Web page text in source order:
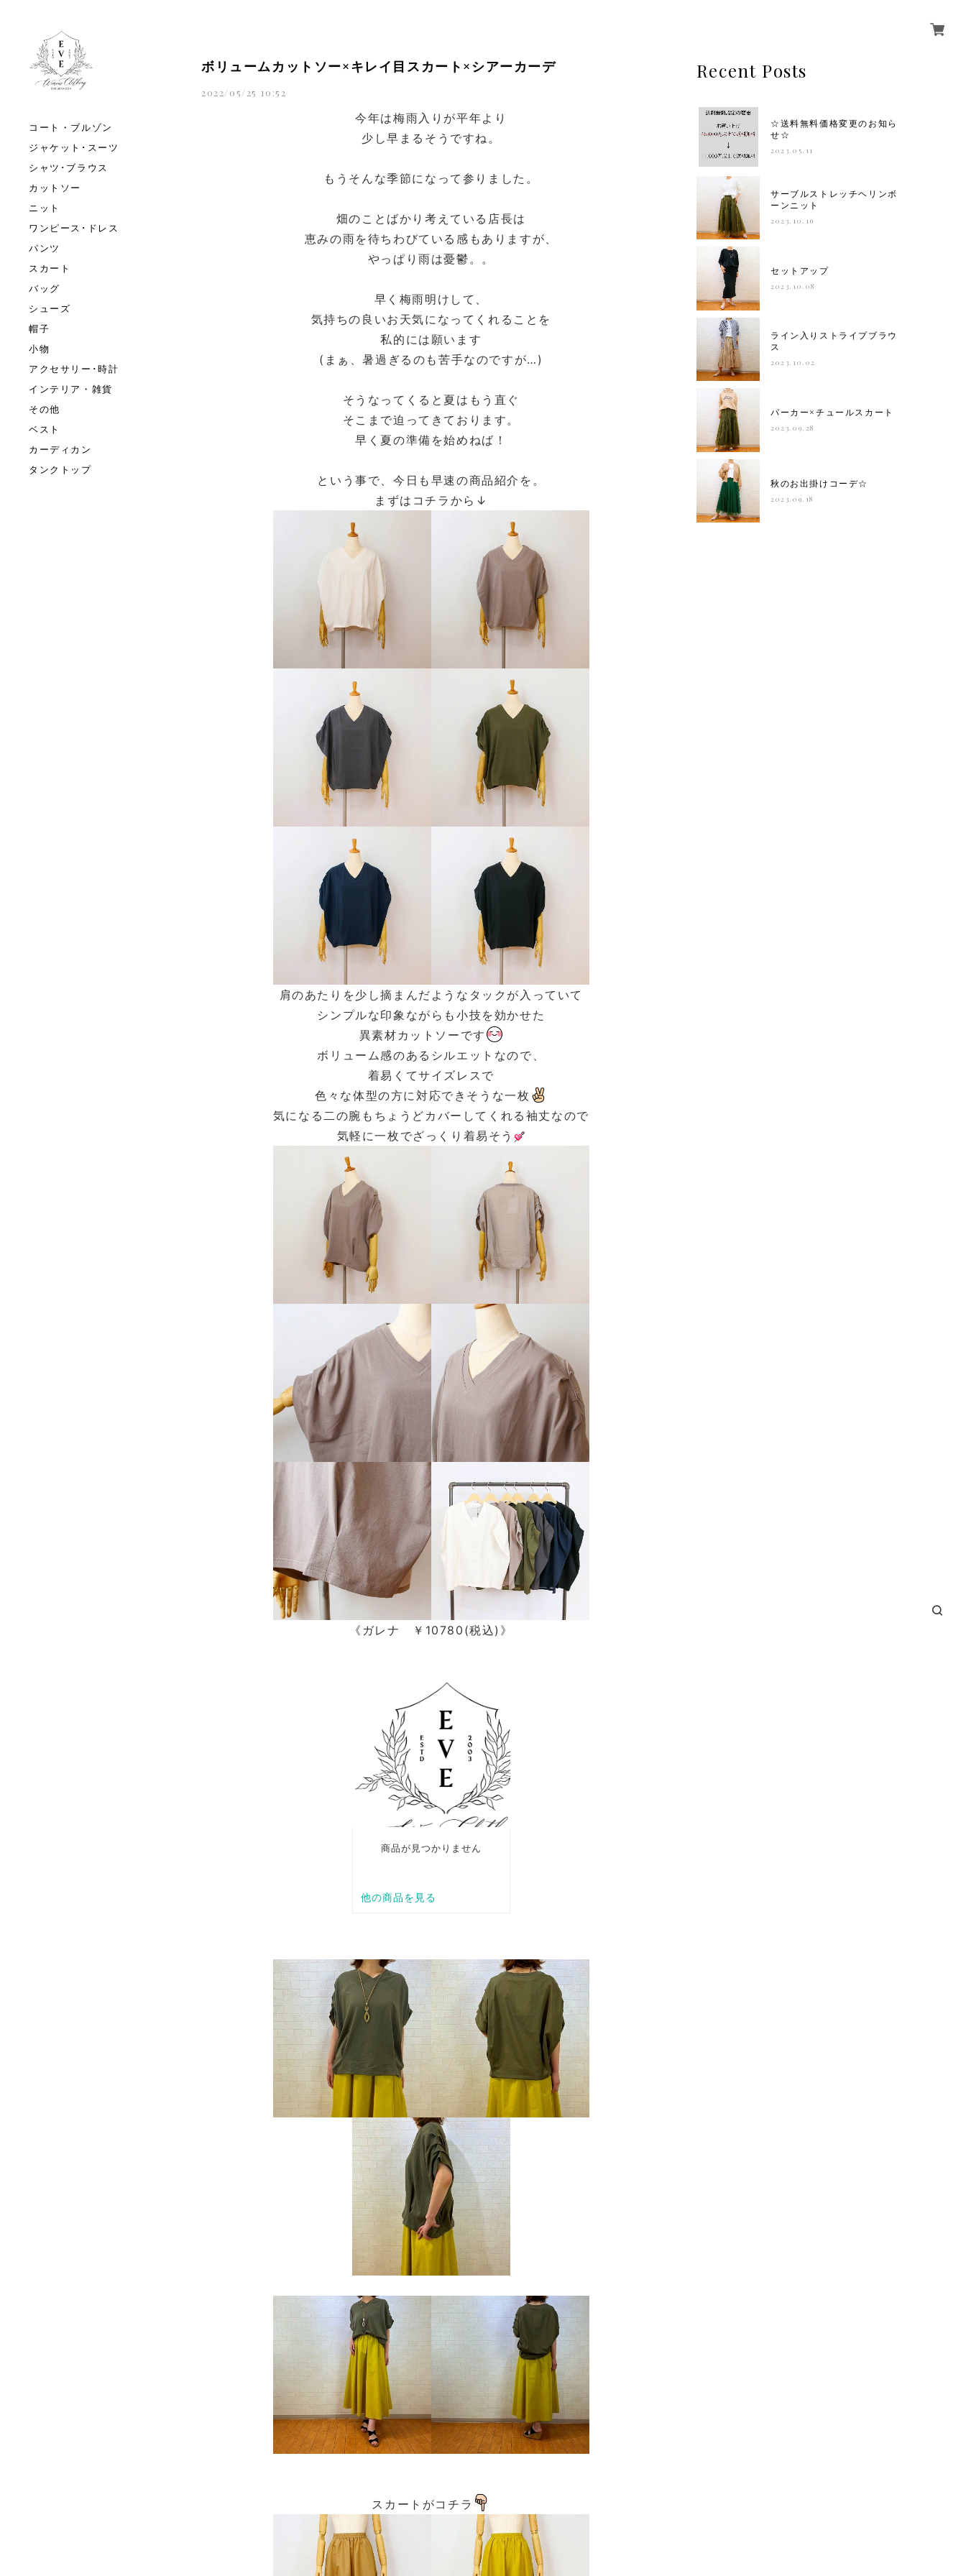
コート・ブルゾン
ジャケット･スーツ
シャツ･ブラウス
カットソー
ニット
ワンピース･ドレス
パンツ
スカート
バッグ
シューズ
帽子
小物
アクセサリー･時計
インテリア・雑貨
その他
ベスト
カーディカン
タンクトップ
ボリュームカットソー×キレイ目スカート×シアーカーデ
2022/05/25 10:52
今年は梅雨入りが平年より
少し早まるそうですね。
もうそんな季節になって参りました。
畑のことばかり考えている店長は
恵みの雨を待ちわびている感もありますが、
やっぱり雨は憂鬱。。
早く梅雨明けして、
気持ちの良いお天気になってくれることを
私的には願います
(まぁ、暑過ぎるのも苦手なのですが…)
そうなってくると夏はもう直ぐ
そこまで迫ってきております。
早く夏の準備を始めねば！
という事で、今日も早速の商品紹介を。
まずはコチラから↓
肩のあたりを少し摘まんだようなタックが入っていて
シンプルな印象ながらも小技を効かせた
異素材カットソーです
ボリューム感のあるシルエットなので、
着易くてサイズレスで
色々な体型の方に対応できそうな一枚
気になる二の腕もちょうどカバーしてくれる袖丈なので
気軽に一枚でざっくり着易そう
《ガレナ ￥10780(税込)》
スカートがコチラ
Recent Posts
☆送料無料価格変更のお知ら
せ☆
2023.05.11
サーブルストレッチヘリンボ
ーンニット
2023.10.16
セットアップ
2023.10.08
ライン入りストライプブラウ
ス
2023.10.02
パーカー×チュールスカート
2023.09.28
秋のお出掛けコーデ☆
2023.09.18